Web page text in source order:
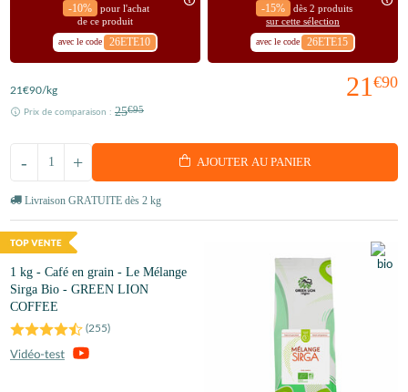
-10%
pour l'achat
de ce produit
avec le code 26ETE10
-15%
dès 2 produits
sur cette sélection
avec le code 26ETE15
21 €90
21€90/kg
Prix de comparaison : 25€95
+
- AJOUTER AU PANIER
Livraison GRATUITE dès 2 kg
1 kg - Café en grain - Le Mélange
Sirga Bio - GREEN LION
COFFEE
(255)